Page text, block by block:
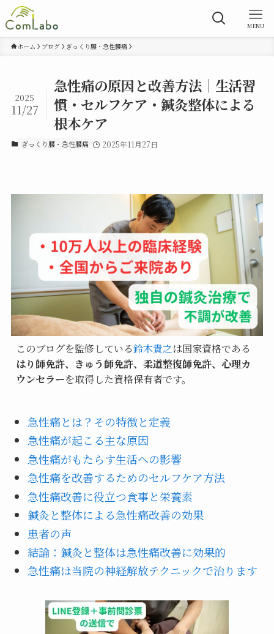
MENU
ホーム ブログ ぎっくり腰・急性腰痛
急性痛の原因と改善方法｜生活習
慣・セルフケア・鍼灸整体による
根本ケア
2025
11/27
ぎっくり腰・急性腰痛 2025年11月27日
このブログを監修している鈴木貴之は国家資格である
はり師免許、きゅう師免許、柔道整復師免許、心理カ
ウンセラーを取得した資格保有者です。
急性痛とは？その特徴と定義
急性痛が起こる主な原因
急性痛がもたらす生活への影響
急性痛を改善するためのセルフケア方法
急性痛改善に役立つ食事と栄養素
鍼灸と整体による急性痛改善の効果
患者の声
結論：鍼灸と整体は急性痛改善に効果的
急性痛は当院の神経解放テクニックで治ります